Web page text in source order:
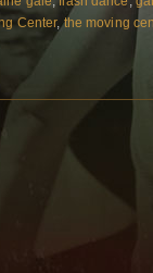
Center,the moving